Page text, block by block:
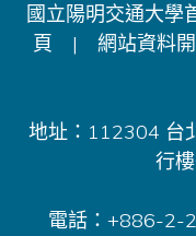
國立陽明交通大學
頁 | 網站資料
地址：112304 台
行
電話：+886-2-